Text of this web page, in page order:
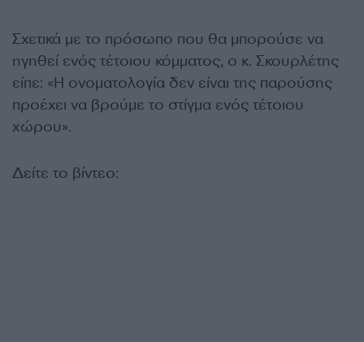
Σχετικά με το πρόσωπο που θα μπορούσε να
ηγηθεί ενός τέτοιου κόμματος, ο κ. Σκουρλέτης
είπε: «Η ονοματολογία δεν είναι της παρούσης
προέχει να βρούμε το στίγμα ενός τέτοιου
χώρου».
Δείτε το βίντεο: